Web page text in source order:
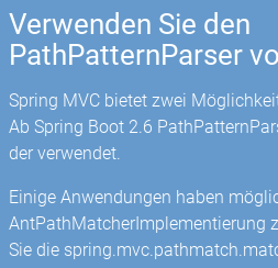
Verwenden Sie den
PathPatternParser
Spring MVC bietet zwei
Ab Spring Boot 2.6
der verwendet.
Einige Anwendungen haben
AntPathMatcherImplementierung
Sie die